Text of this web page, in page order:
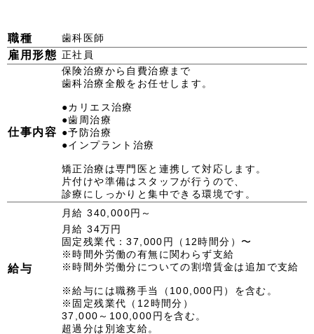
職種 歯科医師
雇用形態 正社員
仕事内容
保険治療から自費治療まで
歯科治療全般をお任せします。
●カリエス治療
●歯周治療
●予防治療
●インプラント治療
矯正治療は専門医と連携して対応します。
片付けや準備はスタッフが行うので、
診療にしっかりと集中できる環境です。
給与
月給 340,000円～
月給 34万円
固定残業代：37,000円（12時間分）〜
※時間外労働の有無に関わらず支給
※時間外労働分についての割増賃金は追加で支給
※給与には職務手当（100,000円）を含む。
※固定残業代（12時間分）
37,000～100,000円を含む。
超過分は別途支給。